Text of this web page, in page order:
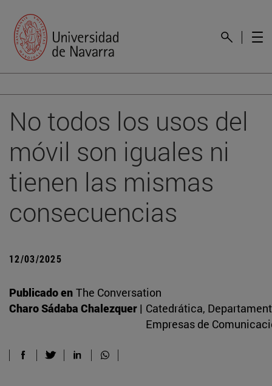
No todos los usos del
móvil son iguales ni
tienen las mismas
consecuencias
12/03/2025
Publicado en The Conversation
Charo Sádaba Chalezquer | Catedrática,
Empresas de